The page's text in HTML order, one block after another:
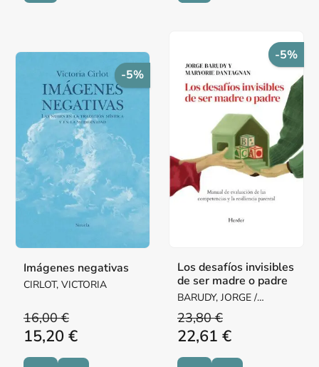
-5%
Imágenes negativas
CIRLOT, VICTORIA
16,00 €
15,20 €
-5%
Los desafíos invisibles
de ser madre o padre
BARUDY, JORGE /
DANTAGNAN, MARYORIE
23,80 €
22,61 €